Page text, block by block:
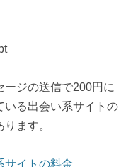
ージの送信で200円に
いる出会い系サイトの
ます。
サイトの料金